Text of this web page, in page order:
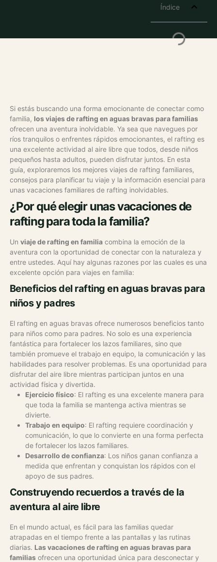
Índice
Si estás buscando una forma emocionante de conectar como
familia, los viajes de rafting en aguas bravas para familias
ofrecen una aventura inolvidable. Ya sea que navegues por
ríos tranquilos o enfrentes rápidos emocionantes, el rafting es
una excelente actividad al aire libre que todos, desde niños
pequeños hasta adultos, pueden disfrutar juntos. En esta
guía, exploraremos los mejores viajes de rafting familiares,
consejos para planificar tu viaje y la información esencial para
unas vacaciones familiares de rafting inolvidables.
¿Por qué elegir unas vacaciones de
rafting para toda la familia?
Un viaje de rafting en familia combina la emoción de la
aventura con la oportunidad de conectar con la naturaleza y
entre ustedes. Aquí hay algunas razones por las cuales es una
excelente opción para viajes en familia:
Beneficios del rafting en aguas bravas para
niños y padres
El rafting en aguas bravas ofrece numerosos beneficios tanto
para niños como para padres. No solo es una experiencia
fantástica para fortalecer los lazos familiares, sino que
también promueve el trabajo en equipo, la comunicación y las
habilidades para resolver problemas. Es una oportunidad para
disfrutar del aire libre mientras participan juntos en una
actividad física y divertida.
Ejercicio físico: El rafting es una excelente manera para
que toda la familia se mantenga activa mientras se
divierte.
Trabajo en equipo: El rafting requiere coordinación y
comunicación, lo que lo convierte en una forma perfecta
de fortalecer los lazos familiares.
Desarrollo de confianza: Los niños ganan confianza a
medida que enfrentan y conquistan los rápidos con el
apoyo de sus padres.
Construyendo recuerdos a través de la
aventura al aire libre
En el mundo actual, es fácil para las familias quedar
atrapadas en el tiempo frente a las pantallas y las rutinas
diarias. Las vacaciones de rafting en aguas bravas para
familias ofrecen una oportunidad única para desconectar y